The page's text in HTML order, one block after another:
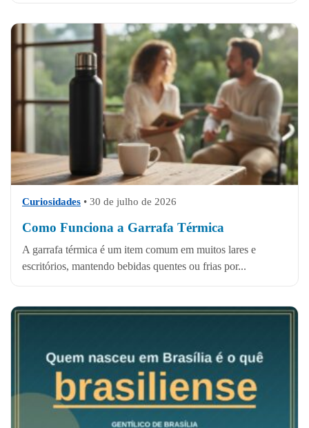
Curiosidades • 30 de julho de 2026
Como Funciona a Garrafa Térmica
A garrafa térmica é um item comum em muitos lares e
escritórios, mantendo bebidas quentes ou frias por...